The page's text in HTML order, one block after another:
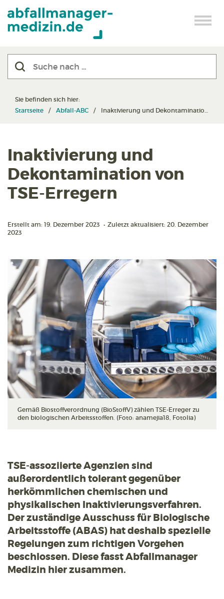
Sie befinden sich hier:
Startseite
Abfall-ABC Inaktivierung und Dekontamination von TSE-Erregern
Inaktivierung und
Dekontamination von
TSE-Erregern
Erstellt am: 19. Dezember 2023 • Zuletzt aktualisiert: 20. Dezember
2023
Gemäß Biostoffverordnung (BioStoffV) zählen TSE-Erreger zu
den biologischen Arbeitsstoffen. (Foto: anamejia18, Fotolia)
TSE-assoziierte Agenzien sind
außerordentlich tolerant gegenüber
herkömmlichen chemischen und
physikalischen Inaktivierungsverfahren.
Der zuständige Ausschuss für Biologische
Arbeitsstoffe (ABAS) hat deshalb spezielle
Regelungen zum richtigen Vorgehen
beschlossen. Diese fasst Abfallmanager
Medizin hier zusammen.